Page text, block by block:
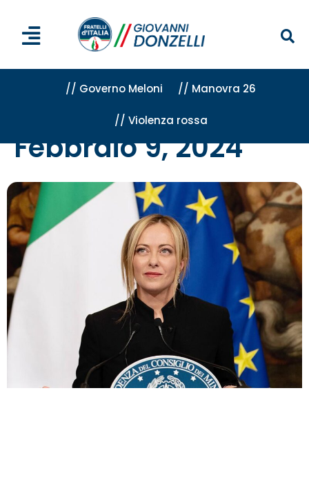
// Governo Meloni // Manovra 26
// Violenza rossa
Archivi per 9 Febbraio 2024
Febbraio 9, 2024